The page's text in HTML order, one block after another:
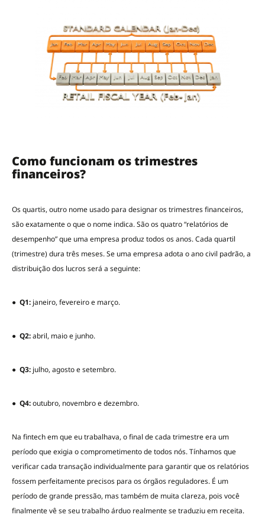
Como funcionam os trimestres
financeiros?
Os quartis, outro nome usado para designar os trimestres financeiros,
são exatamente o que o nome indica. São os quatro “relatórios de
desempenho” que uma empresa produz todos os anos. Cada quartil
(trimestre) dura três meses. Se uma empresa adota o ano civil padrão, a
distribuição dos lucros será a seguinte:
● Q1: janeiro, fevereiro e março.
● Q2:abril, maio e junho.
● Q3: julho, agosto e setembro.
● Q4:outubro, novembro e dezembro.
Na fintech em que eu trabalhava, o final de cada trimestre era um
período que exigia o comprometimento de todos nós. Tínhamos que
verificar cada transação individualmente para garantir que os relatórios
fossem perfeitamente precisos para os órgãos reguladores. É um
período de grande pressão, mas também de muita clareza, pois você
finalmente vê se seu trabalho árduo realmente se traduziu em receita.